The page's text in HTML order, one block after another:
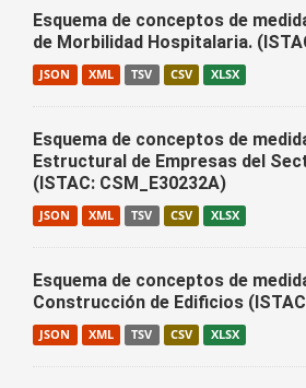
Esquema de conceptos de
de Morbilidad Hospitalaria.
JSON XML TSV CSV XLSX
Esquema de conceptos de
Estructural de Empresas del
(ISTAC: CSM_E30232A)
JSON XML TSV CSV XLSX
Esquema de conceptos de
Construcción de Edificios
JSON XML TSV CSV XLSX